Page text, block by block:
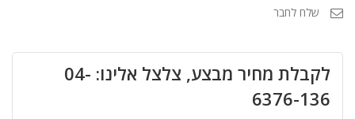
שלח לחבר
לקבלת מחיר מבצע, צלצל אלינו: 04-
6376-136